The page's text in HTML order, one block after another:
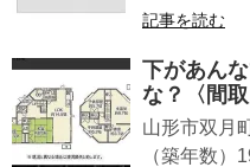
記事を読む
下があん
な？〈間
山形市双月
（築年数）